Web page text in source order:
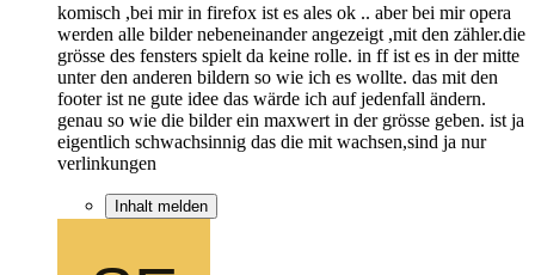
komisch ,bei mir in firefox ist es ales ok .. aber bei mir opera
werden alle bilder nebeneinander angezeigt ,mit den zähler.die
grösse des fensters spielt da keine rolle. in ff ist es in der mitte
unter den anderen bildern so wie ich es wollte. das mit den
footer ist ne gute idee das wärde ich auf jedenfall ändern.
genau so wie die bilder ein maxwert in der grösse geben. ist ja
eigentlich schwachsinnig das die mit wachsen,sind ja nur
verlinkungen
Inhalt melden